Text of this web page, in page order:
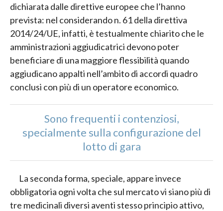
dichiarata dalle direttive europee che l’hanno
prevista: nel considerando n. 61 della direttiva
2014/24/UE, infatti, è testualmente chiarito che le
amministrazioni aggiudicatrici devono poter
beneficiare di una maggiore flessibilità quando
aggiudicano appalti nell’ambito di accordi quadro
conclusi con più di un operatore economico.
Sono frequenti i contenziosi,
specialmente sulla configurazione del
lotto di gara
La seconda forma, speciale, appare invece
obbligatoria ogni volta che sul mercato vi siano più di
tre medicinali diversi aventi stesso principio attivo,